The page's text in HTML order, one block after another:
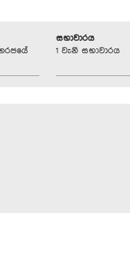
සභාවාරය
1 වැනි සභාවාරය